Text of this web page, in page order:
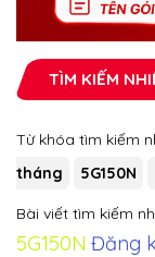
TÌM KIẾM
Từ khóa tìm kiếm
tháng
5G150N
Bài viết tìm kiếm
5G150N Đăng